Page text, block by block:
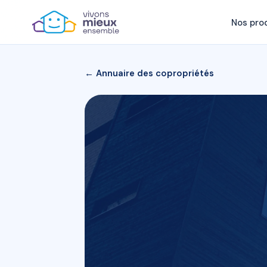
Nos
← Annuaire des copropriétés